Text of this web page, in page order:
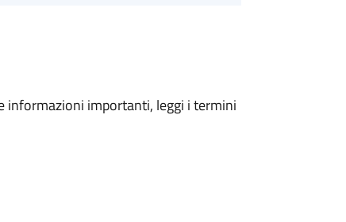
informazioni importanti, leggi i termini